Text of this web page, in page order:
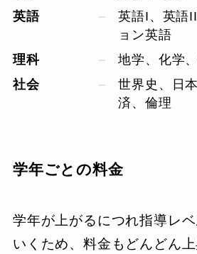
英語
英語I、英語
ョン英語
理科
地学、化学
社会
世界史、日
済、倫理
学年ごとの料金
学年が上がるにつれ指導レ
いくため、料金もどんどん